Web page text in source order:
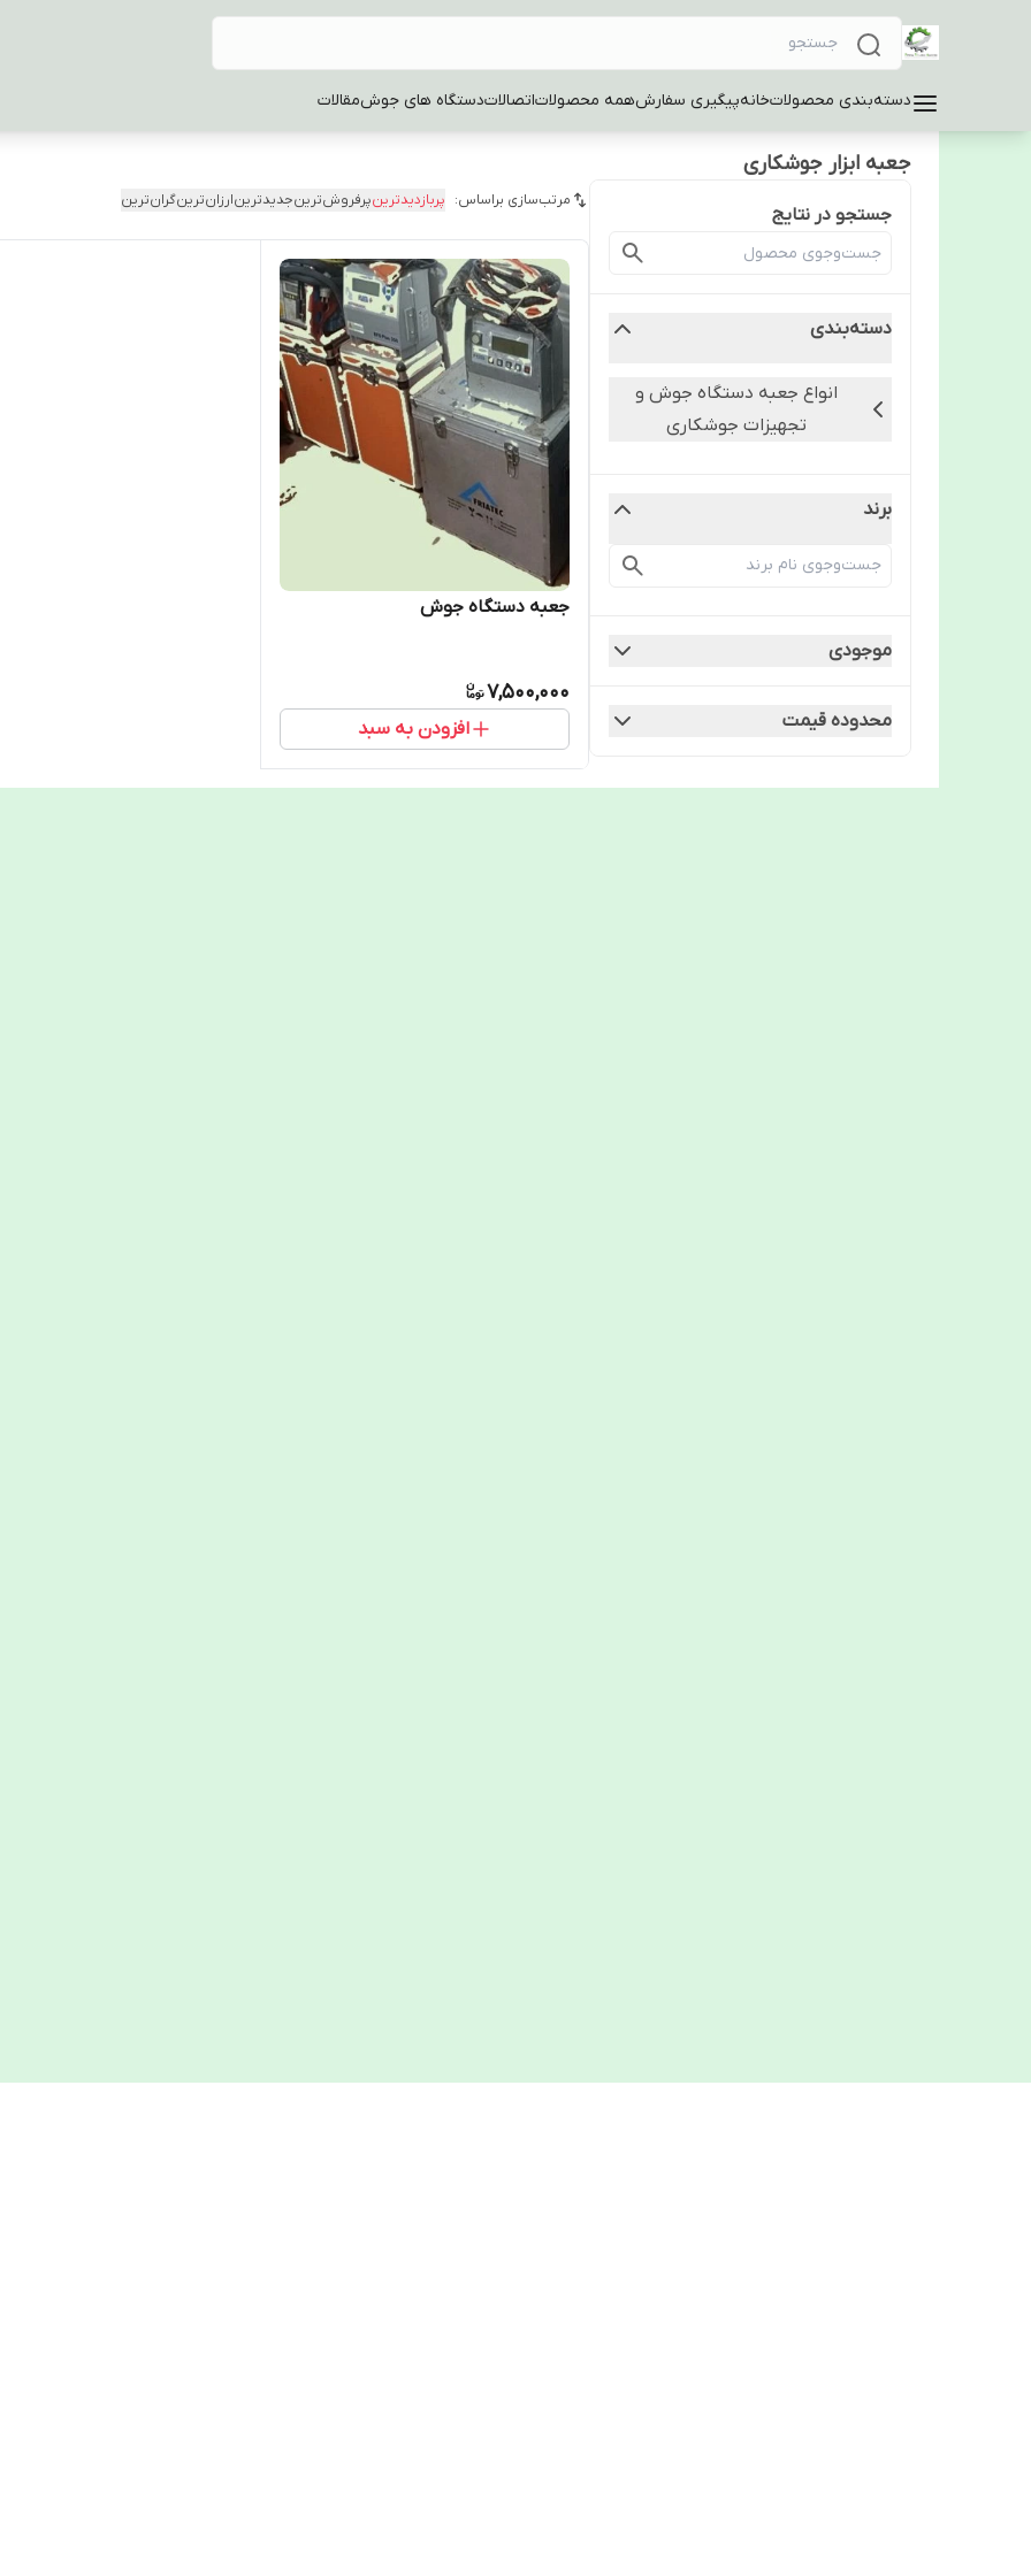
دسته‌بندی محصولاتخانهپیگیری سفارشهمه محصولاتاتصالاتدستگاه های جوشمقالات
جعبه ابزار جوشکاری
جستجو در نتایج
دسته‌بندی
انواع جعبه دستگاه جوش و
تجهیزات جوشکاری
برند
موجودی
محدوده قیمت
مرتب‌سازی براساس: پربازدیدترینپرفروش‌ترینجدیدترینارزان‌ترینگران‌ترین
جعبه دستگاه جوش
7,500,000
افزودن به سبد